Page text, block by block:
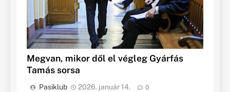
Megvan, mikor dől el végleg Gyárfás
Tamás sorsa
Pasiklub 2026. január 14. 0